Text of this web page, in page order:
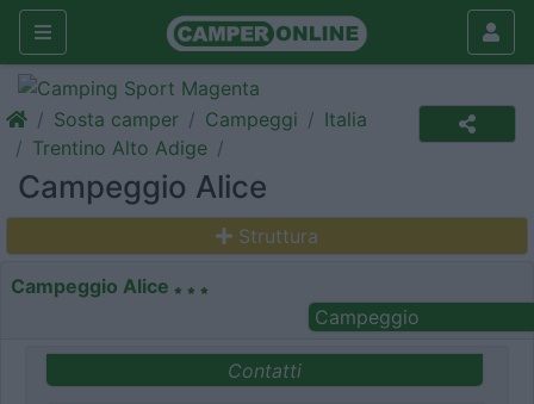
Sosta camper Campeggi
Italia
Trentino Alto Adige
Campeggio Alice
Struttura
Campeggio Alice
Campeggio
Contatti